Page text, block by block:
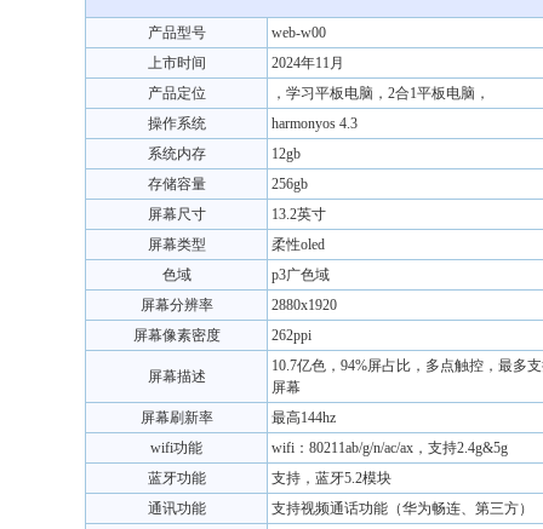
产品型号
web-w00
上市时间
2024年11月
产品定位
，学习平板电脑，2合1平板电脑，
操作系统
harmonyos 4.3
系统内存
12gb
存储容量
256gb
屏幕尺寸
13.2英寸
屏幕类型
柔性oled
色域
p3广色域
屏幕分辨率
2880x1920
屏幕像素密度
262ppi
屏幕描述
10.7亿色，94%屏占比，多点触控，最多
屏幕
屏幕刷新率
最高144hz
wifi功能
wifi：80211ab/g/n/ac/ax，支持2.4g&5g
蓝牙功能
支持，蓝牙5.2模块
通讯功能
支持视频通话功能（华为畅连、第三方）